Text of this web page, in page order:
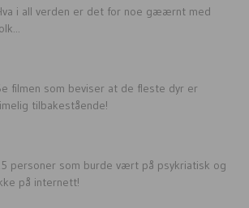
i all verden er det for noe gæærnt med
filmen som beviser at de fleste dyr er
tilbakestående!
personer som burde vært på psykriatisk og
på internett!